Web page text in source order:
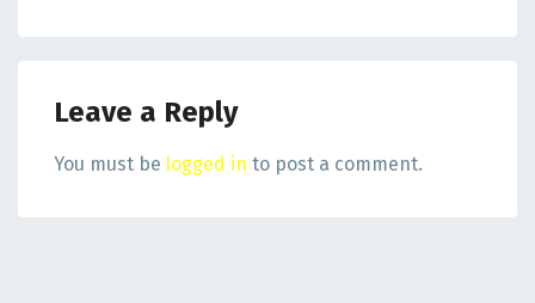
Leave a Reply
You must be logged in to post a comment.